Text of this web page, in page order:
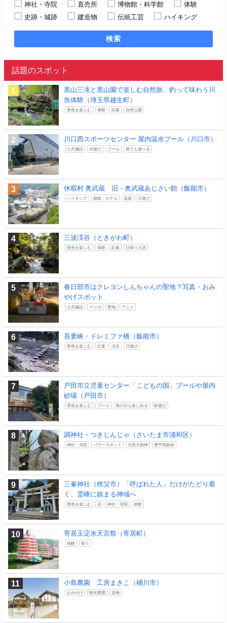
神社・寺院
直売所 博物館・科学館
体験
史跡・城跡
建造物 伝統工芸 ハイキング
検索
話題のスポット
黒山三滝と黒山園で楽しむ自然旅、釣って味わう川
魚体験（埼玉県越生町）
景色を楽しむ 体験 紅葉 自然公園
川口西スポーツセンター 屋内温水プール（川口市）
公共施設 水遊び プール 雨でも遊べる
休暇村 奥武蔵 旧・奥武蔵あじさい館（飯能市）
ハイキング 旅館・ホテル 温泉 川遊び
三波渓谷（ときがわ町）
景色を楽しむ 体験 紅葉 日帰り入浴
春日部市はクレヨンしんちゃんの聖地？写真・おみ
やげスポット
公共施設 マンガ 聖地 アニメ
吾妻峡・ドレミファ橋（飯能市）
景色を楽しむ 紅葉 渓谷 川遊び
戸田市立児童センター「こどもの国」プールや屋内
砂場（戸田市）
景色を楽しむ プール 雨の日も楽しめる 砂遊び
調神社・つきじんじゃ（さいたま市浦和区）
神社・寺院 パワースポット 天照大御神 豊宇気姫命
三峯神社（秩父市）「呼ばれた人」だけがたどり着
く、霊峰に鎮まる神域へ
景色を楽しむ 花 神社・寺院 体験
寄居玉淀水天宮祭（寄居町）
体験 祭り
小島農園 工房まきこ（桶川市）
おみやげ 観光農園 染物